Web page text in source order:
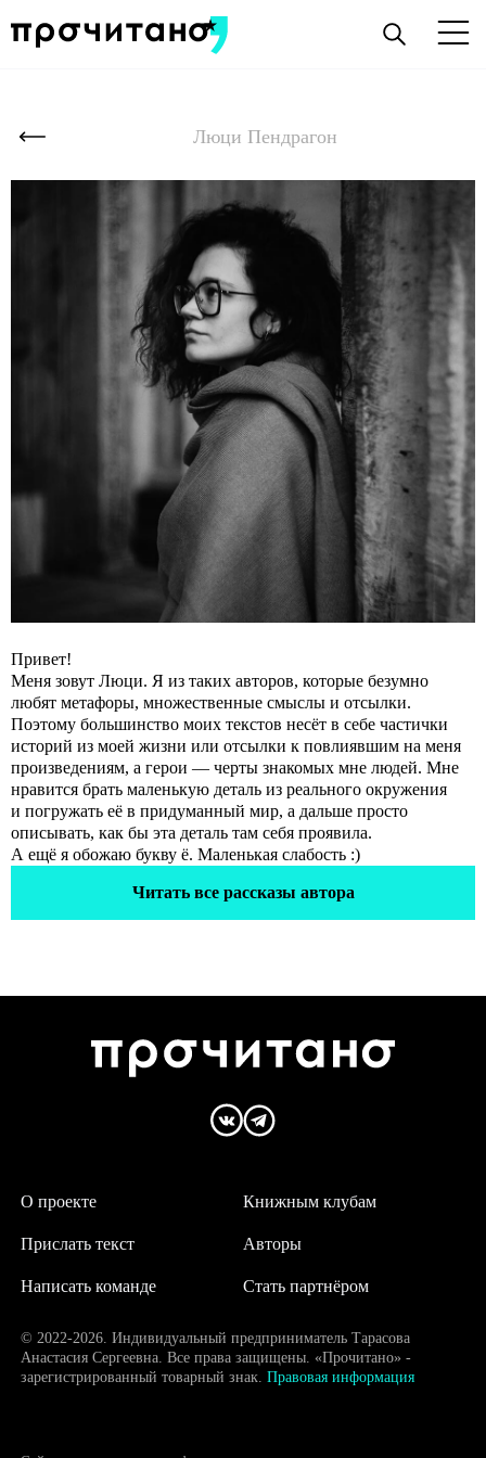
Люци Пендрагон
Привет!
Меня зовут Люци. Я из таких авторов, которые безумно
любят метафоры, множественные смыслы и отсылки.
Поэтому большинство моих текстов несёт в себе частички
историй из моей жизни или отсылки к повлиявшим на меня
произведениям, а герои — черты знакомых мне людей. Мне
нравится брать маленькую деталь из реального окружения
и погружать её в придуманный мир, а дальше просто
описывать, как бы эта деталь там себя проявила.
А ещё я обожаю букву ё. Маленькая слабость :)
Читать все рассказы автора
О проекте
Написать команде
Авторы
Прислать текст
Книжным клубам
Стать партнёром
© 2022-2026. Индивидуальный предприниматель Тарасова
Анастасия Сергеевна. Все права защищены. «Прочитано» -
зарегистрированный товарный знак. Правовая информация